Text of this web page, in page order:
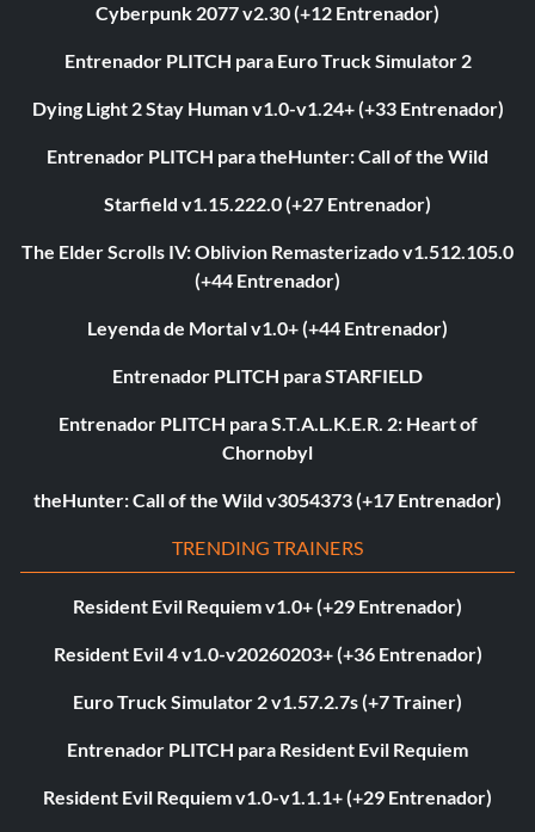
Cyberpunk 2077 v2.30 (+12 Entrenador)
Entrenador PLITCH para Euro Truck Simulator 2
Dying Light 2 Stay Human v1.0-v1.24+ (+33 Entrenador)
Entrenador PLITCH para theHunter: Call of the Wild
Starfield v1.15.222.0 (+27 Entrenador)
The Elder Scrolls IV: Oblivion Remasterizado v1.512.105.0
(+44 Entrenador)
Leyenda de Mortal v1.0+ (+44 Entrenador)
Entrenador PLITCH para STARFIELD
Entrenador PLITCH para S.T.A.L.K.E.R. 2: Heart of
Chornobyl
theHunter: Call of the Wild v3054373 (+17 Entrenador)
TRENDING TRAINERS
Resident Evil Requiem v1.0+ (+29 Entrenador)
Resident Evil 4 v1.0-v20260203+ (+36 Entrenador)
Euro Truck Simulator 2 v1.57.2.7s (+7 Trainer)
Entrenador PLITCH para Resident Evil Requiem
Resident Evil Requiem v1.0-v1.1.1+ (+29 Entrenador)